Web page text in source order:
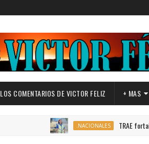
LOS COMENTARIOS DE VICTOR FELIZ + MAS
.NACIONALES TRAE fortalece